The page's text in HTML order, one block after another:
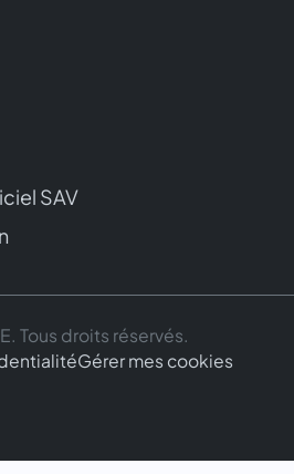
SAV
Tous droits réservés.
Gérer mes cookies